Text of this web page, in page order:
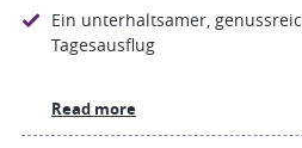
Ein unterhaltsamer,
Tagesausflug
Read more